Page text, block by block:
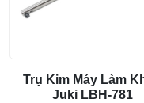
Trụ Kim Máy Làm
Juki LBH-781